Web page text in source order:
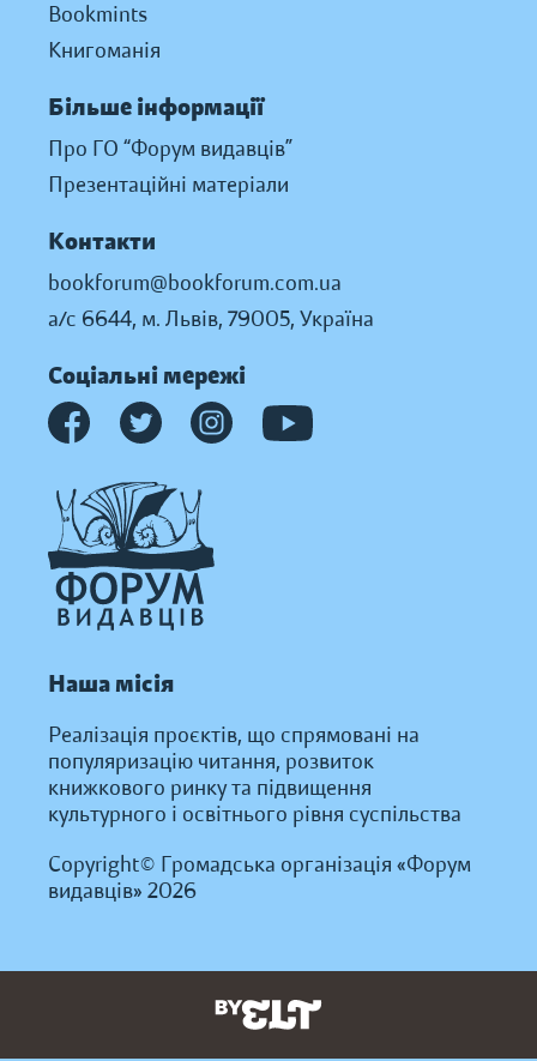
Bookmints
Книгоманія
Більше інформації
Про ГО “Форум видавців”
Презентаційні матеріали
Контакти
bookforum@bookforum.com.ua
а/с 6644, м. Львів, 79005, Україна
Соціальні мережі
Наша місія
Реалізація проєктів, що спрямовані на
популяризацію читання, розвиток
книжкового ринку та підвищення
культурного і освітнього рівня суспільства
Copyright© Громадська організація «Форум
видавців» 2026